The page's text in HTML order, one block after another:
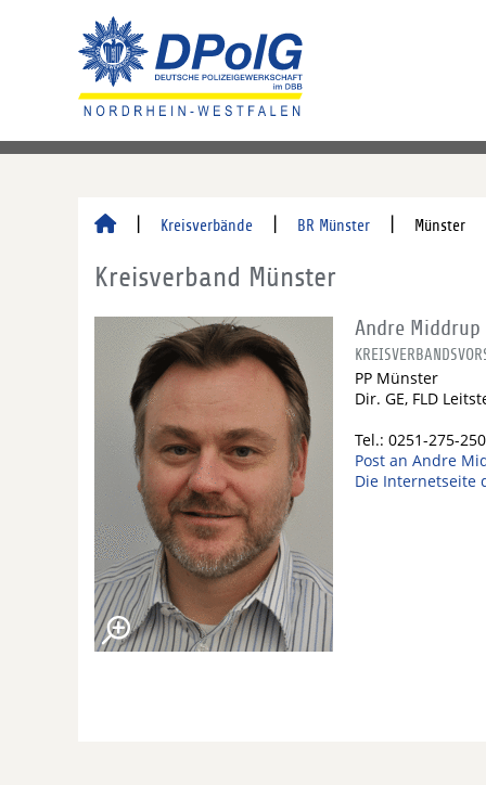
Kreisverbände BR Münster Münster
Kreisverband Münster
Andre Middrup
PP Münster
Dir. GE, FLD
Tel.: 0251-275-
Post an Andre
Die Internetseite